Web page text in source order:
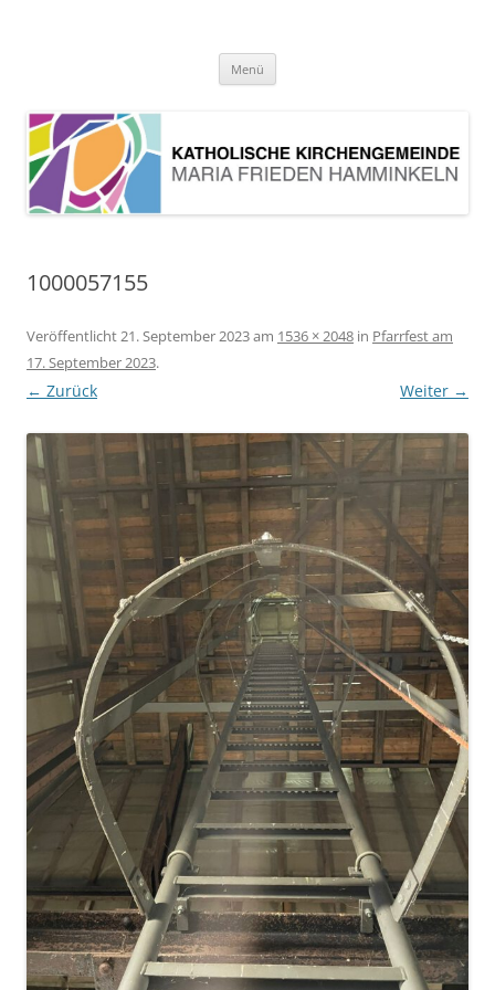
Menü
1000057155
Veröffentlicht21. September 2023am 1536 × 2048 in Pfarrfest am
17. September 2023.
← Zurück Weiter →